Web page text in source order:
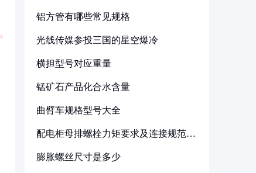
铝方管有哪些常见规格
光线传媒参投三国的星空爆冷
横担型号对应重量
锰矿石产品化合水含量
曲臂车规格型号大全
配电柜母排螺栓力矩要求及连接规范详
膨胀螺丝尺寸是多少